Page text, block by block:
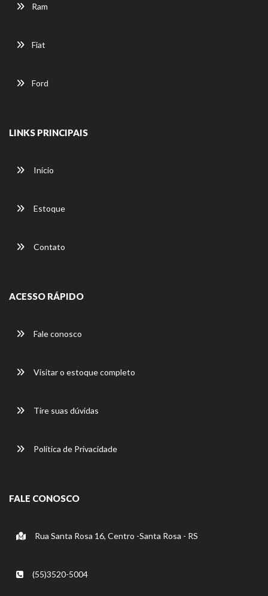
Ram
Fiat
Ford
LINKS PRINCIPAIS
Início
Estoque
Contato
ACESSO RÁPIDO
Fale conosco
Visitar o estoque completo
Tire suas dúvidas
Política de Privacidade
FALE CONOSCO
Rua Santa Rosa 16, Centro -Santa Rosa - RS
(55)3520-5004